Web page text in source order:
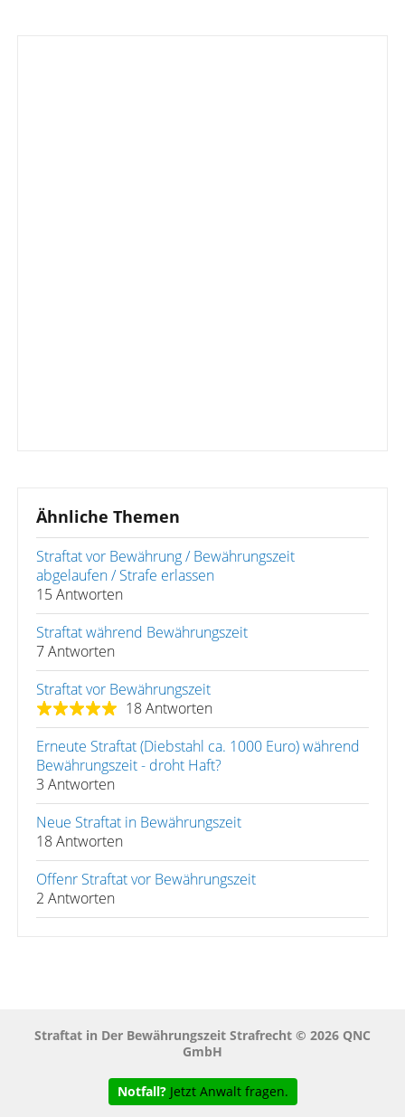
Ähnliche Themen
Straftat vor Bewährung / Bewährungszeit
abgelaufen / Strafe erlassen
15 Antworten
Straftat während Bewährungszeit
7 Antworten
Straftat vor Bewährungszeit
18 Antworten
Erneute Straftat (Diebstahl ca. 1000 Euro) während
Bewährungszeit - droht Haft?
3 Antworten
Neue Straftat in Bewährungszeit
18 Antworten
Offenr Straftat vor Bewährungszeit
2 Antworten
Straftat in Der Bewährungszeit Strafrecht © 2026 QNC
GmbH
Notfall? Jetzt Anwalt fragen.